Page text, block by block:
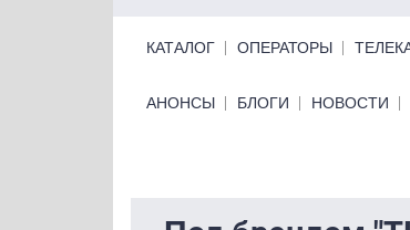
КАТАЛОГ ОПЕРАТОРЫ
Primary links bottom
АНОНСЫ БЛОГИ НОВОСТИ